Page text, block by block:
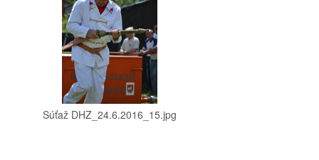
Súťaž DHZ_24.6.2016_15.jpg